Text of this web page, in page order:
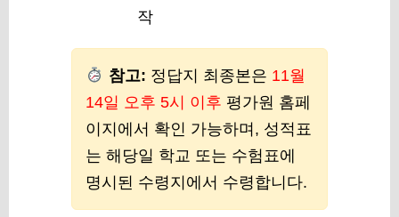
작
참고: 정답지 최종본은 11월
14일 오후 5시 이후 평가원 홈페
이지에서 확인 가능하며, 성적표
는 해당일 학교 또는 수험표에
명시된 수령지에서 수령합니다.